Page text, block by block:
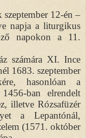
12-én –
napja a liturgikus
napokon a 11.
számára XI. Ince
1683. szeptember
hasonlóan a
ban elrendelt
illetve Rózsafüzér
a Lepantónál,
(1571. október